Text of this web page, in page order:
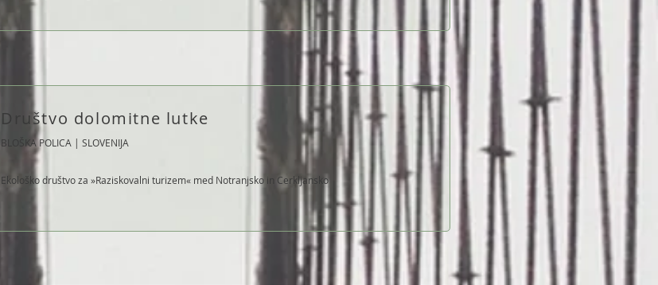
Društvo dolomitne lutke
BLOŠKA POLICA | SLOVENIJA
Ekološko društvo za »Raziskovalni turizem« med Notranjsko in Cerkljansko